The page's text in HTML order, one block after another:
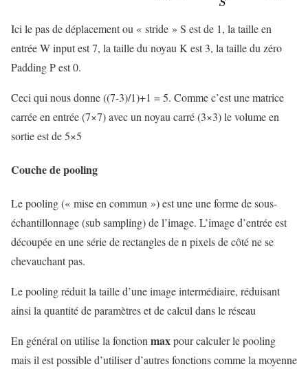
Ici le pas de déplacement ou « stride » S est de 1, la taille en
entrée W input est 7, la taille du noyau K est 3, la taille du zéro
Padding P est 0.
Ceci qui nous donne ((7-3)/1)+1 = 5. Comme c’est une matrice
carrée en entrée (7×7) avec un noyau carré (3×3) le volume en
sortie est de 5×5
Couche de pooling
Le pooling (« mise en commun ») est une une forme de sous-
échantillonnage (sub sampling) de l’image. L’image d’entrée est
découpée en une série de rectangles de n pixels de côté ne se
chevauchant pas.
Le pooling réduit la taille d’une image intermédiaire, réduisant
ainsi la quantité de paramètres et de calcul dans le réseau
En général on utilise la fonctionmaxpour calculer le pooling
mais il est possible d’utiliser d’autres fonctions comme la moyenne